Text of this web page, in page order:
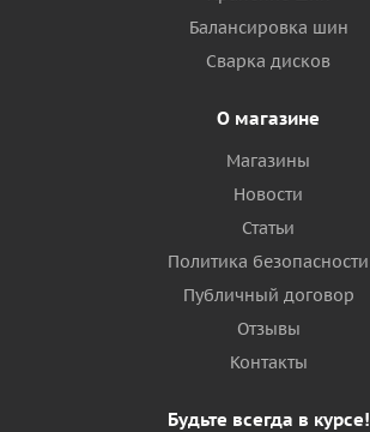
Балансировка шин
Сварка дисков
О магазине
Магазины
Новости
Статьи
Политика безопасности
Публичный договор
Отзывы
Контакты
Будьте всегда в курсе!